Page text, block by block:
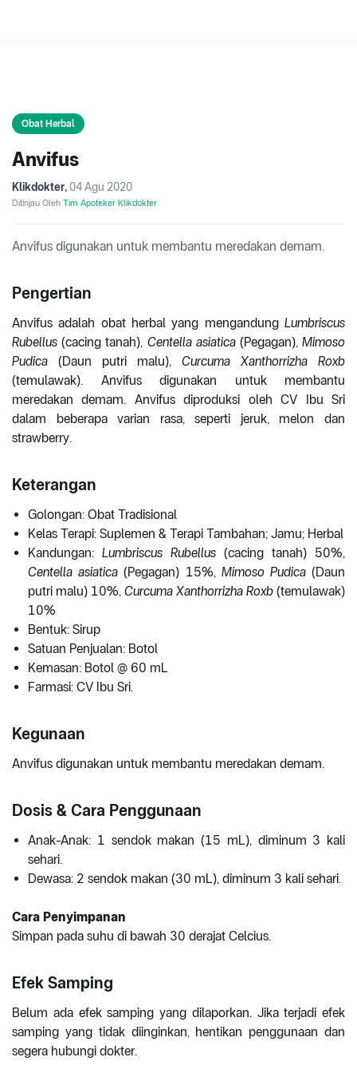
Obat Herbal
Anvifus
Klikdokter, 04 Agu 2020
Ditinjau Oleh Tim Apoteker Klikdokter
Anvifus digunakan untuk membantu meredakan demam.
Pengertian
Anvifus adalah obat herbal yang mengandung Lumbriscus
Rubellus (cacing tanah), Centella asiatica(Pegagan),Mimoso
Pudica (Daun putri malu), Curcuma Xanthorrizha Roxb
(temulawak). Anvifus digunakan untuk membantu
meredakan demam. Anvifus diproduksi oleh CV Ibu Sri
dalam beberapa varian rasa, seperti jeruk, melon dan
strawberry.
Keterangan
Golongan: Obat Tradisional
Kelas Terapi: Suplemen & Terapi Tambahan; Jamu; Herbal
Kandungan: Lumbriscus Rubellus (cacing tanah) 50%,
Centella asiatica (Pegagan) 15%, Mimoso Pudica(Daun
putri malu) 10%, Curcuma Xanthorrizha Roxb (temulawak)
10%
Bentuk: Sirup
Satuan Penjualan: Botol
Kemasan: Botol @ 60 mL
Farmasi: CV Ibu Sri.
Kegunaan
Anvifus digunakan untuk membantu meredakan demam.
Dosis & Cara Penggunaan
Anak-Anak: 1 sendok makan (15 mL), diminum 3 kali
sehari.
Dewasa: 2 sendok makan (30 mL), diminum 3 kali sehari.
Cara Penyimpanan
Simpan pada suhu di bawah 30 derajat Celcius.
Efek Samping
Belum ada efek samping yang dilaporkan. Jika terjadi efek
samping yang tidak diinginkan, hentikan penggunaan dan
segera hubungi dokter.